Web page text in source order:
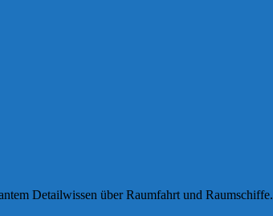
Detailwissen über Raumfahrt und Raumschiffe.